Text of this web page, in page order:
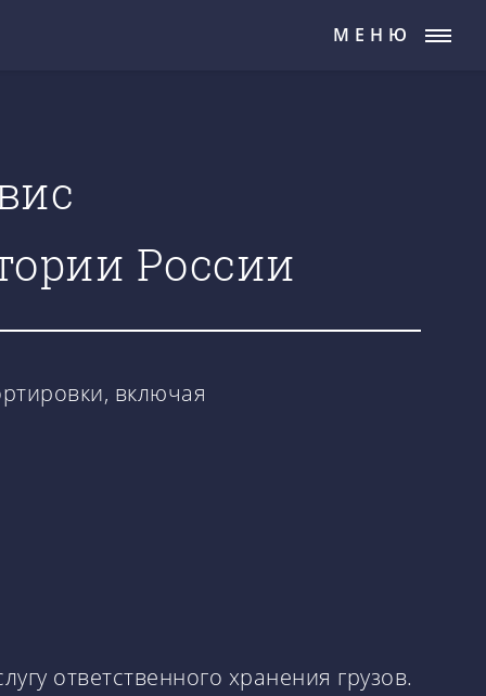
МЕНЮ
России
включая
ответственного хранения грузов.